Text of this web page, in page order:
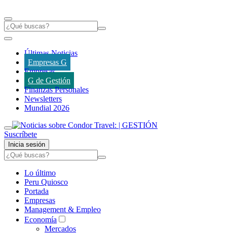
Últimas Noticias
Empresas G
Empresas
G de Gestión
Finanzas Personales
Newsletters
Mundial 2026
Suscríbete
Inicia sesión
Lo último
Peru Quiosco
Portada
Empresas
Management & Empleo
Economía
Mercados